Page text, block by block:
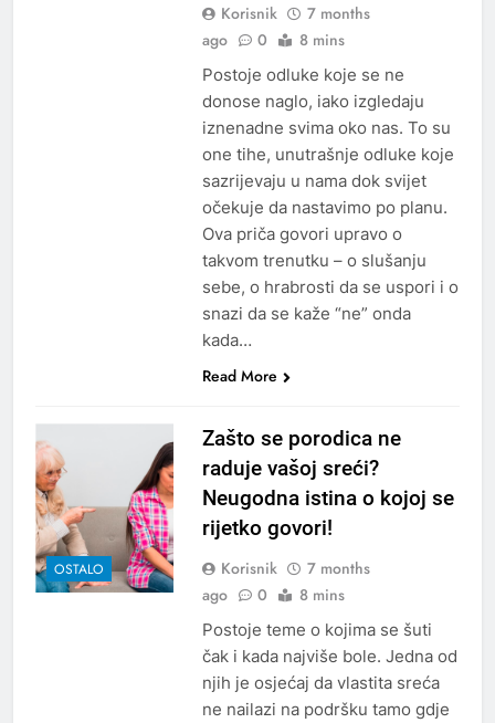
Korisnik
7 months
ago
0 8 mins
Postoje odluke koje se ne
donose naglo, iako izgledaju
iznenadne svima oko nas. To su
one tihe, unutrašnje odluke koje
sazrijevaju u nama dok svijet
očekuje da nastavimo po planu.
Ova priča govori upravo o
takvom trenutku – o slušanju
sebe, o hrabrosti da se uspori i o
snazi da se kaže “ne” onda
kada…
Read More
OSTALO
Zašto se porodica ne
raduje vašoj sreći?
Neugodna istina o kojoj se
rijetko govori!
Korisnik
7 months
ago
0 8 mins
Postoje teme o kojima se šuti
čak i kada najviše bole. Jedna od
njih je osjećaj da vlastita sreća
ne nailazi na podršku tamo gdje